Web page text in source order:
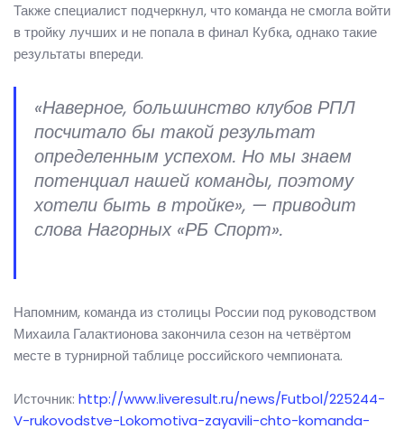
Также специалист подчеркнул, что команда не смогла войти
в тройку лучших и не попала в финал Кубка, однако такие
результаты впереди.
«Наверное, большинство клубов РПЛ
посчитало бы такой результат
определенным успехом. Но мы знаем
потенциал нашей команды, поэтому
хотели быть в тройке», — приводит
слова Нагорных «РБ Спорт».
Напомним, команда из столицы России под руководством
Михаила Галактионова закончила сезон на четвёртом
месте в турнирной таблице российского чемпионата.
Источник: http://www.liveresult.ru/news/Futbol/225244-
V-rukovodstve-Lokomotiva-zayavili-chto-komanda-